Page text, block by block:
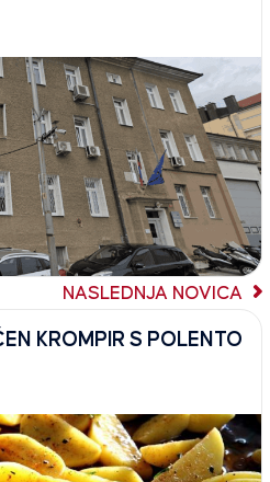
NASLEDNJA NOVICA
KROMPIR S POLENTO